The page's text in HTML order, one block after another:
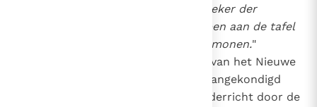
beker des Heren drinken en de beker der
demonen; gij kunt niet deel hebben aan de tafel
des Heren en aan de tafel der demonen."
Dit nieuwe offer van het Nieuwe
Verbond, door Malachias reeds aangekondigd
had, heeft de Kerk, onderricht door de